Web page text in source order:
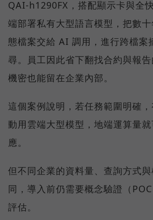
QAI-h1290FX，搭配顯示卡與全
端部署私有大型語言模型，把數
態檔案交給 AI 調用，進行跨檔案
尋。員工因此省下翻找合約與報
機密也能留在企業內部。
這個案例說明，若任務範圍明確
動用雲端大型模型，地端運算量
應。
但不同企業的資料量、查詢方式
同，導入前仍需要概念驗證（
評估。